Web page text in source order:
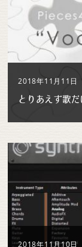
2018年11月11日
とりあえず歌だ
2018年11月10日